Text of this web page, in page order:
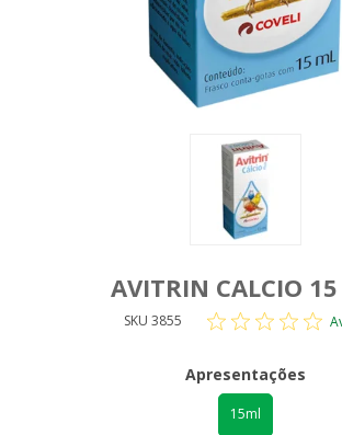
AVITRIN CALCIO
SKU 3855
Apresentações
15ml